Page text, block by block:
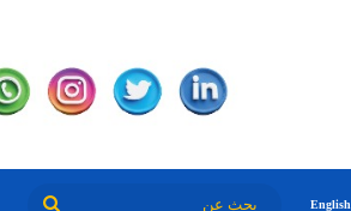
English بحث